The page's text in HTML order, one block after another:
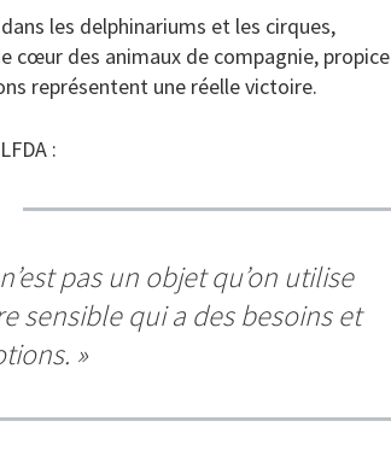
les delphinariums et les cirques,
cœur des animaux de compagnie, propice
représentent une réelle victoire.
:
pas un objet qu’on utilise
sensible qui a des besoins et
»